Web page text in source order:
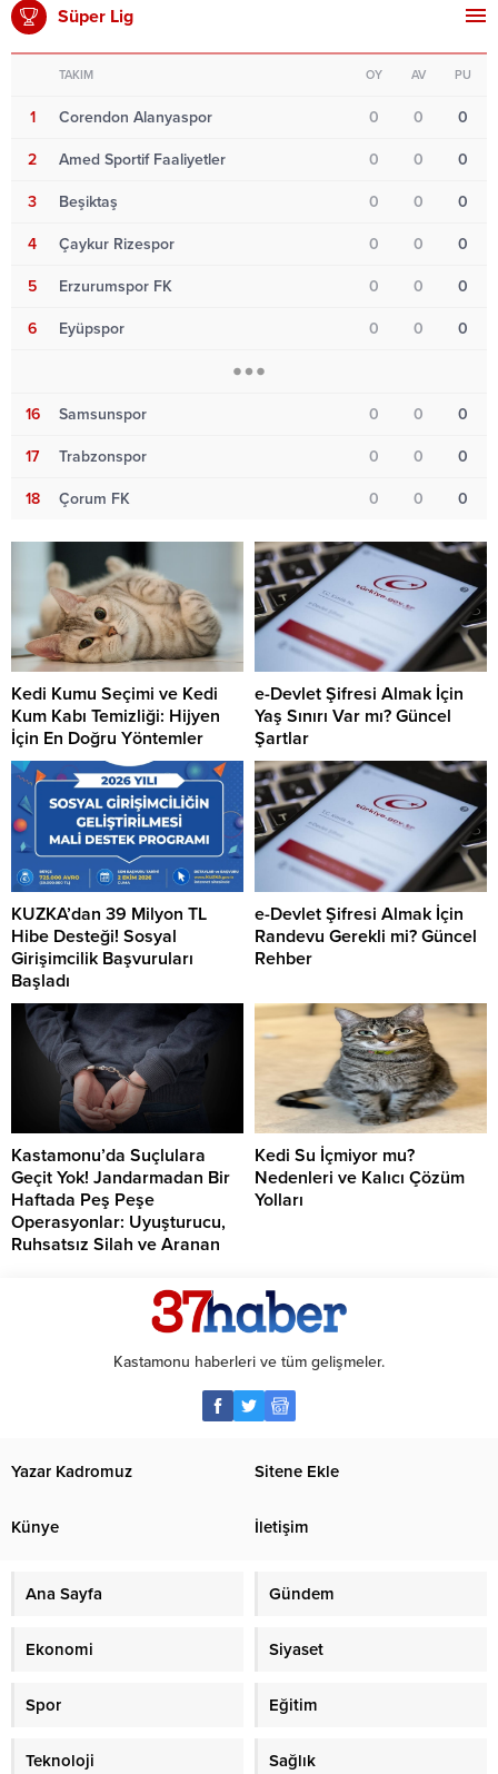
Süper Lig
TAKIM OY AV PU
1 Corendon Alanyaspor 0 0 0
2 Amed Sportif Faaliyetler 0 0 0
3 Beşiktaş 0 0 0
4 Çaykur Rizespor 0 0 0
5 Erzurumspor FK 0 0 0
6 Eyüpspor 0 0 0
16 Samsunspor 0 0 0
17 Trabzonspor 0 0 0
18 Çorum FK 0 0 0
Kedi Kumu Seçimi ve Kedi
Kum Kabı Temizliği: Hijyen
İçin En Doğru Yöntemler
e-Devlet Şifresi Almak İçin
Yaş Sınırı Var mı? Güncel
Şartlar
KUZKA’dan 39 Milyon TL
Hibe Desteği! Sosyal
Girişimcilik Başvuruları
Başladı
e-Devlet Şifresi Almak İçin
Randevu Gerekli mi? Güncel
Rehber
Kastamonu’da Suçlulara
Geçit Yok! Jandarmadan Bir
Haftada Peş Peşe
Operasyonlar: Uyuşturucu,
Ruhsatsız Silah ve Aranan
Kedi Su İçmiyor mu?
Nedenleri ve Kalıcı Çözüm
Yolları
Kastamonu haberleri ve tüm gelişmeler.
Yazar Kadromuz Sitene Ekle
Künye İletişim
Ana Sayfa Gündem
Ekonomi Siyaset
Spor Eğitim
Teknoloji Sağlık